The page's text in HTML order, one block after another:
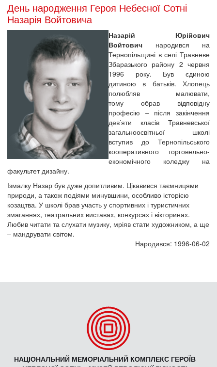
День народження Героя Небесної Сотні
Назарія Войтовича
Назарій Юрійович
Войтович народився на
Тернопільщині в селі Травневе
Збаразького району 2 червня
1996 року. Був єдиною
дитиною в батьків. Хлопець
полюбляв малювати,
тому обрав відповідну
професію – після закінчення
дев’яти класів Травневської
загальноосвітньої школі
вступив до Тернопільського
кооперативного торговельно-
економічного коледжу на
факультет дизайну.
Ізмалку Назар був дуже допитливим. Цікавився таємницями
природи, а також подіями минувшини, особливо історією
козацтва. У школі брав участь у спортивних і туристичних
змаганнях, театральних виставах, конкурсах і вікторинах.
Любив читати та слухати музику, мріяв стати художником, а ще
– мандрувати світом.
Народився: 1996-06-02
НАЦІОНАЛЬНИЙ МЕМОРІАЛЬНИЙ КОМПЛЕКС ГЕРОЇВ